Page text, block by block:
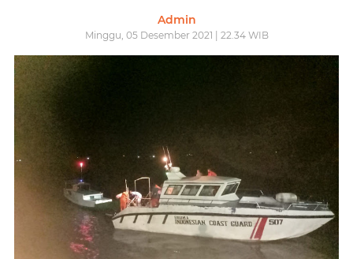
Admin
Minggu, 05 Desember 2021 | 22.34 WIB